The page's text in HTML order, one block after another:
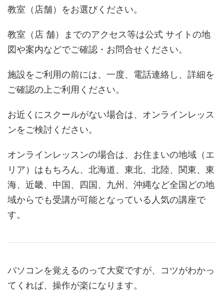
教室（店舗）をお選びください。
教室（店 舗）までのアクセス等は公式 サイトの地
図や案内などでご確認・お問合せください。
施設をご利用の前には、一度、電話連絡し、詳細を
ご確認の上ご利用ください。
お近くにスクールがない場合は、オンラインレッス
ンをご検討ください。
オンラインレッスンの場合は、お住まいの地域（エ
リア）はもちろん、北海道、東北、北陸、関東、東
海、近畿、中国、四国、九州、沖縄など全国どの地
域からでも受講が可能となっている人気の講座で
す。
パソコンを覚えるのって大変ですが、コツがわかっ
てくれば、操作が楽になります。